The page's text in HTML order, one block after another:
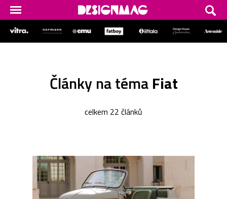
Články na témaFiat
celkem 22 článků